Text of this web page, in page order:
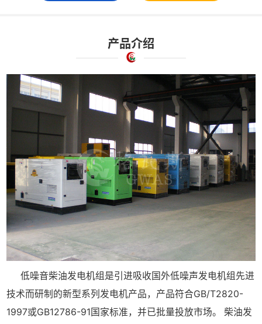
产品介绍
低噪音柴油发电机组是引进吸收国外低噪声发电机组先进
技术而研制的新型系列发电机产品， 产品符合GB/T2820-
1997或GB12786-91 国家标准，并已批量投放市场。
柴油发